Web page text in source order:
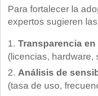
Para fortalecer la
expertos sugieren
Transparencia
(licencias, hardware,
Análisis de
(tasa de uso,